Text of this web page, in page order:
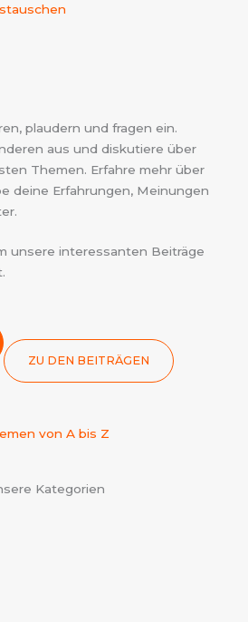
plaudern und fragen ein.
aus und diskutiere über
Themen. Erfahre mehr über
deine Erfahrungen, Meinungen
unsere interessanten Beiträge
ZU DEN BEITRÄGEN
von A bis Z
Kategorien